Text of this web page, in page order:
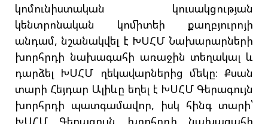
կոմունիստական կուսակցության
կենտրոնական կոմիտեի քաղբյուրոյի
անդամ, նշանակվել է ԽՍՀՄ Նախարարների
խորհրդի նախագահի առաջին տեղակալ և
դարձել ԽՍՀՄ ղեկավարներից մեկը։ Քսան
տարի Հեյդար Ալիևը եղել է ԽՍՀՄ Գերագույն
խորհրդի պատգամավոր, իսկ հինգ տարի՝
ԽՍՀՄ Գերագույն խորհրդի նախագահի